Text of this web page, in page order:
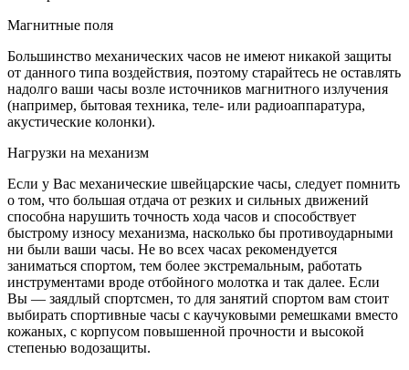
Магнитные поля
Большинство механических часов не имеют никакой защиты
от данного типа воздействия, поэтому старайтесь не оставлять
надолго ваши часы возле источников магнитного излучения
(например, бытовая техника, теле- или радиоаппаратура,
акустические колонки).
Нагрузки на механизм
Если у Вас механические швейцарские часы, следует помнить
о том, что большая отдача от резких и сильных движений
способна нарушить точность хода часов и способствует
быстрому износу механизма, насколько бы противоударными
ни были ваши часы. Не во всех часах рекомендуется
заниматься спортом, тем более экстремальным, работать
инструментами вроде отбойного молотка и так далее. Если
Вы — заядлый спортсмен, то для занятий спортом вам стоит
выбирать спортивные часы с каучуковыми ремешками вместо
кожаных, с корпусом повышенной прочности и высокой
степенью водозащиты.